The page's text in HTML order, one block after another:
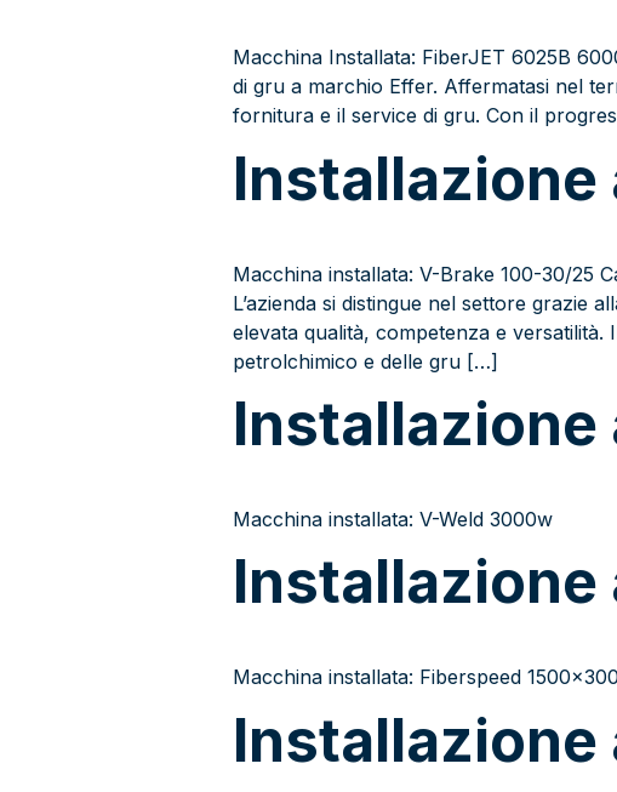
Macchina Installata: FiberJET 6025B
di gru a marchio Effer. Affermatasi nel
fornitura e il service di gru. Con il
Installazione
Macchina installata: V-Brake 100-30/25
L’azienda si distingue nel settore grazie
elevata qualità, competenza e
petrolchimico e delle gru […]
Installazione
Macchina installata: V-Weld 3000w
Installazione
Macchina installata: Fiberspeed
Installazione